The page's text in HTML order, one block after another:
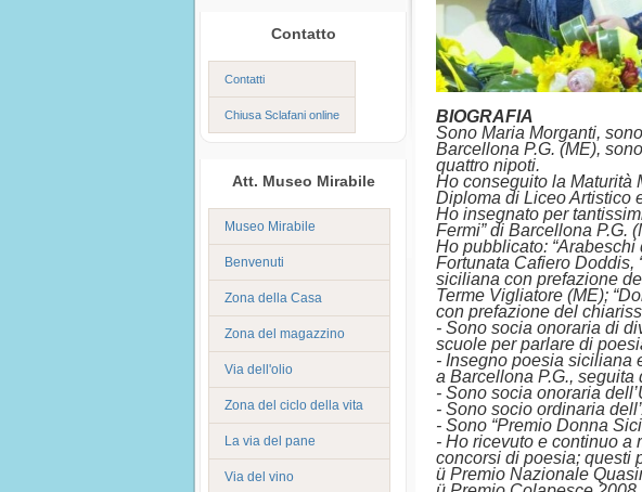
Contatto
Contatti
Chiusa Sclafani online
Att. Museo Mirabile
Museo Mirabile
Benvenuti
Zona della Casa
Zona del magazzino
Via dell'olio
Zona del ciclo della vita
La via del pane
Via del vino
BIOGRAFIA
Sono Maria Morganti,
Barcellona P.G. (ME),
quattro nipoti.
Ho conseguito la Maturità
Diploma di Liceo Artistico
Ho insegnato per
Fermi” di Barcellona P.G.
Ho pubblicato: “Arabeschi
Fortunata Cafiero Doddis,
siciliana con prefazione
Terme Vigliatore (ME); “
con prefazione del
- Sono socia onoraria di
scuole per parlare di
- Insegno poesia siciliana
a Barcellona P.G., seguita
- Sono socia onoraria
- Sono socio ordinaria
- Sono “Premio Donna
- Ho ricevuto e continuo
concorsi di poesia; questi
ü Premio Nazionale